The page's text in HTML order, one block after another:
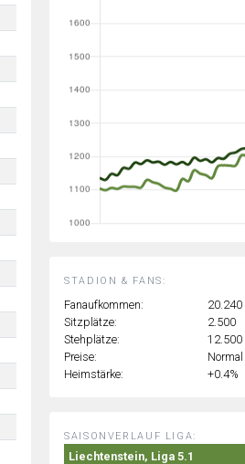
STADION & FANS:
Fanaufkommen:
20.240
Sitzplätze:
2.500
Stehplätze:
12.500
Preise:
Normal
Heimstärke:
+0.4%
SAISONVERLAUF LIGA:
Liechtenstein, Liga 5.1